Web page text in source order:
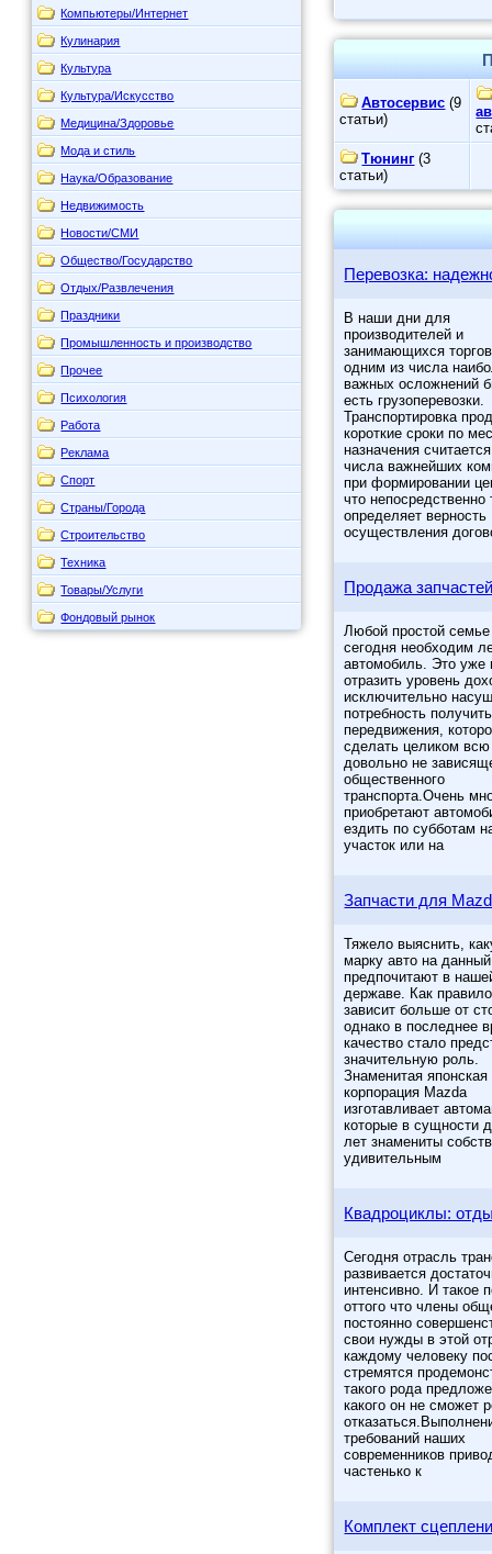
Компьютеры/Интернет
Кулинария
Культура
Культура/Искусство
Медицина/Здоровье
Мода и стиль
Наука/Образование
Недвижимость
Новости/СМИ
Общество/Государство
Отдых/Развлечения
Праздники
Промышленность и производство
Прочее
Психология
Работа
Реклама
Спорт
Страны/Города
Строительство
Техника
Товары/Услуги
Фондовый рынок
Автосервис (9
статьи)
Тюнинг (3
статьи)
Перевозка:
В наши дни для
производителей и
занимающихся
одним из числа
важных осложнений
есть грузоперевозки.
Транспортировка
короткие сроки по
назначения
числа важнейших
при формировании
что непосредственно
определяет верность
осуществления
Продажа
Любой простой
сегодня необходим
автомобиль. Это уже
отразить уровень
исключительно
потребность
передвижения,
сделать целиком
довольно не
общественного
транспорта.Очень
приобретают
ездить по субботам
участок или на
Запчасти для
Тяжело выяснить,
марку авто на
предпочитают в
державе. Как
зависит больше от
однако в последнее
качество стало
значительную роль.
Знаменитая японская
корпорация Mazda
изготавливает
которые в сущности
лет знамениты
удивительным
Квадроциклы:
Сегодня отрасль
развивается
интенсивно. И такое
оттого что члены
постоянно
свои нужды в этой
каждому человеку
стремятся
такого рода
какого он не сможет
требований наших
современников
частенько к
Комплект